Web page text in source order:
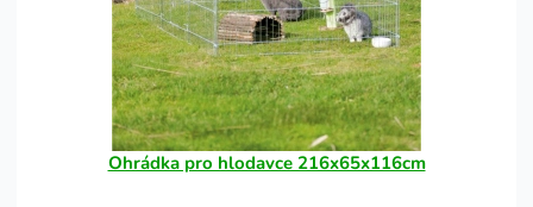
Ohrádka pro hlodavce 216x65x116cm